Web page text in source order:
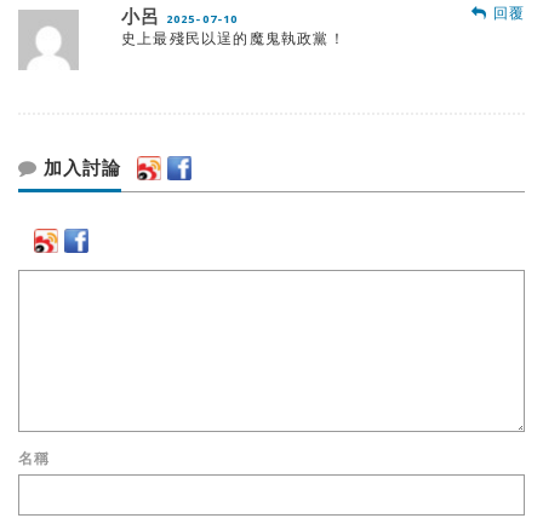
小呂 2025-07-10
史上最殘民以逞的魔鬼執政黨！
回覆
加入討論
名稱